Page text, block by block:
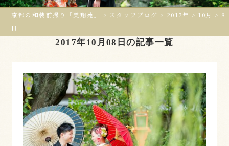
京都の和装前撮り「美翔苑」 > スタッフブログ > 2017年 > 10月 > 8
日
2017年10月08日の記事一覧